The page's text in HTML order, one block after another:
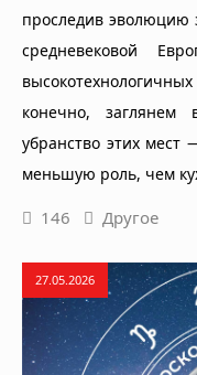
проследив
средневековой
конечно,
убранство этих мест
меньшую роль, чем
146 Другое
27.05.2026